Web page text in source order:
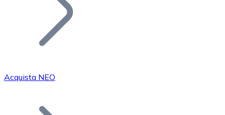
Bitcoin
Acquista NEO